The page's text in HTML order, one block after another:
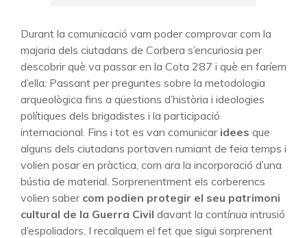
Durant la comunicació vam poder comprovar com la
majoria dels ciutadans de Corbera s’encuriosia per
descobrir què va passar en la Cota 287 i què en faríem
d’ella. Passant per preguntes sobre la metodologia
arqueològica fins a qüestions d’història i ideologies
polítiques dels brigadistes i la participació
internacional. Fins i tot es van comunicar idees que
alguns dels ciutadans portaven rumiant de feia temps i
volien posar en pràctica, com ara la incorporació d’una
bústia de material. Sorprenentment els corberencs
volien saber com podien protegir el seu patrimoni
cultural de la Guerra Civil davant la contínua intrusió
d’espoliadors. I recalquem el fet que sigui sorprenent